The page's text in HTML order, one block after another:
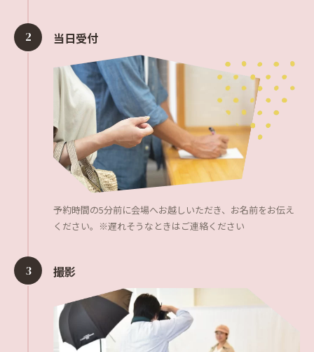
2 当日受付
予約時間の5分前に会場へお越しいただき、お名前をお伝え
ください。※遅れそうなときはご連絡ください
3 撮影